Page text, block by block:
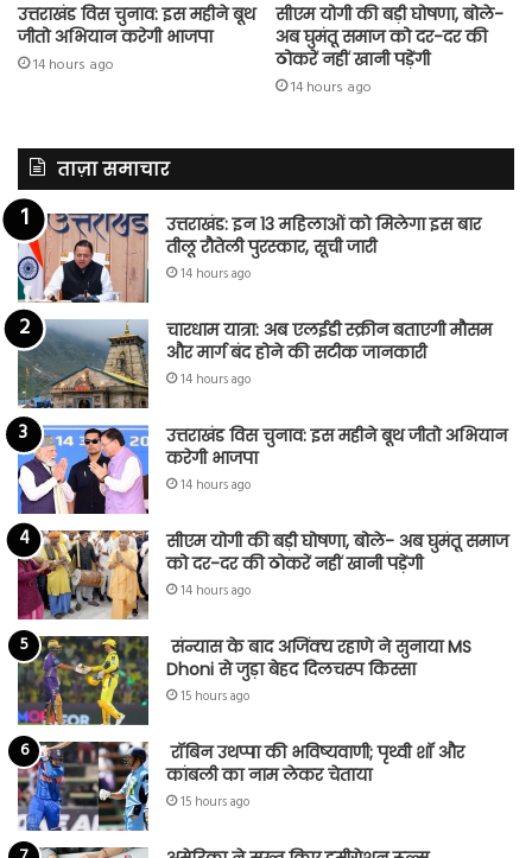
उत्तराखंड विस चुनाव: इस महीने बूथ
जीतो अभियान करेगी भाजपा
14 hours ago
सीएम योगी की बड़ी घोषणा, बोले-
अब घुमंतू समाज को दर-दर की
ठोकरें नहीं खानी पड़ेंगी
14 hours ago
ताज़ा समाचार
उत्तराखंड: इन 13 महिलाओं को मिलेगा इस बार
तीलू रौतेली पुरस्कार, सूची जारी
14 hours ago
चारधाम यात्रा: अब एलईडी स्क्रीन बताएगी मौसम
और मार्ग बंद होने की सटीक जानकारी
14 hours ago
उत्तराखंड विस चुनाव: इस महीने बूथ जीतो अभियान
करेगी भाजपा
14 hours ago
सीएम योगी की बड़ी घोषणा, बोले- अब घुमंतू समाज
को दर-दर की ठोकरें नहीं खानी पड़ेंगी
14 hours ago
संन्यास के बाद अजिंक्‍य रहाणे ने सुनाया MS
Dhoni से जुड़ा बेहद दिलचस्प किस्सा
15 hours ago
रॉबिन उथप्पा की भविष्यवाणी; पृथ्वी शॉ और
कांबली का नाम लेकर चेताया
15 hours ago